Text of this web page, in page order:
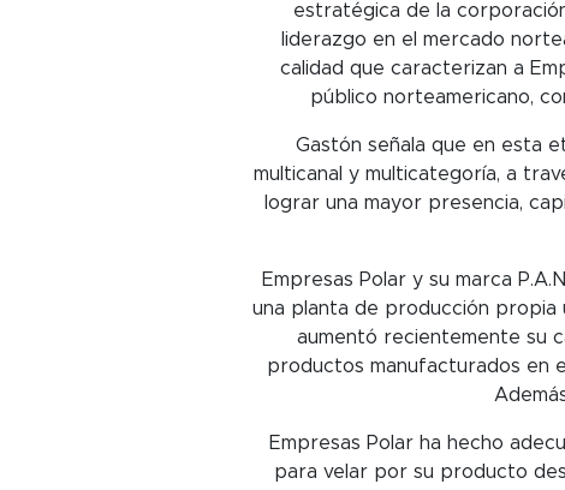
estratégica de la
liderazgo en el mercado
calidad que caracterizan a
público norteamericano,
Gastón señala que en esta
multicanal y multicategoría, a
lograr una mayor presencia,
Empresas Polar y su marca
una planta de producción propia
aumentó recientemente su
productos manufacturados en
Empresas Polar ha hecho
para velar por su producto